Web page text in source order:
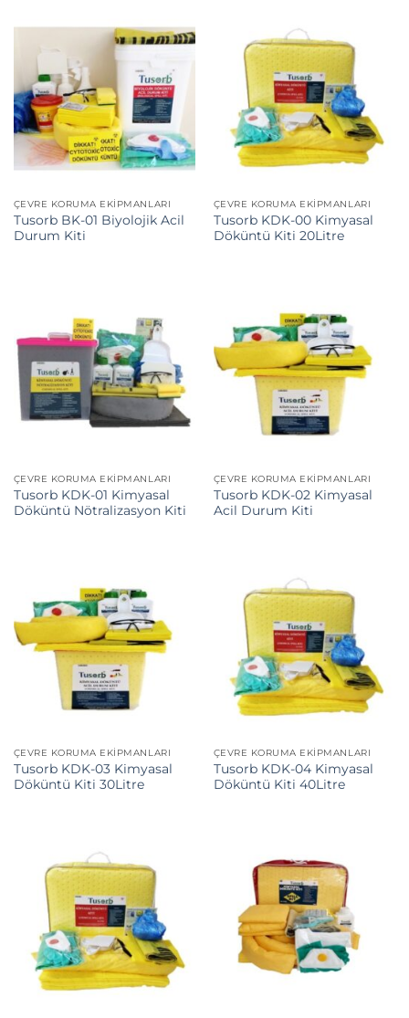
ÇEVRE KORUMA EKIPMANLARI
Tusorb BK-01 Biyolojik Acil
Durum Kiti
ÇEVRE KORUMA EKIPMANLARI
Tusorb KDK-00 Kimyasal
Döküntü Kiti 20Litre
ÇEVRE KORUMA EKIPMANLARI
Tusorb KDK-01 Kimyasal
Döküntü Nötralizasyon Kiti
ÇEVRE KORUMA EKIPMANLARI
Tusorb KDK-02 Kimyasal
Acil Durum Kiti
ÇEVRE KORUMA EKIPMANLARI
Tusorb KDK-03 Kimyasal
Döküntü Kiti 30Litre
ÇEVRE KORUMA EKIPMANLARI
Tusorb KDK-04 Kimyasal
Döküntü Kiti 40Litre